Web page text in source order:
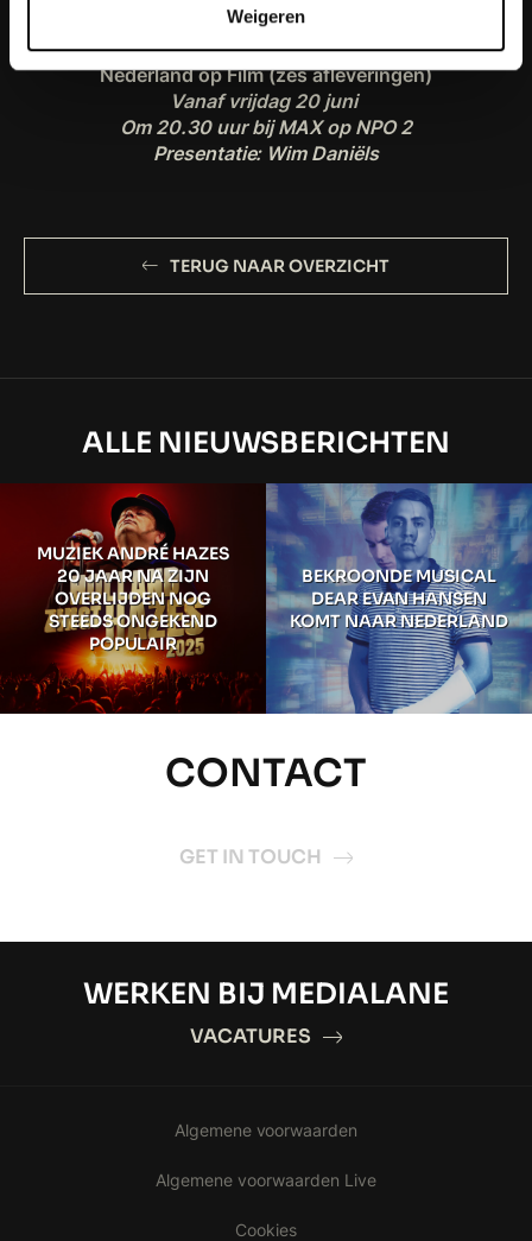
Weigeren
jaren 70.
Nederland op Film (zes afleveringen)
Vanaf vrijdag 20 juni
Om 20.30 uur bij MAX op NPO 2
Presentatie: Wim Daniëls
TERUG NAAR OVERZICHT
ALLE NIEUWSBERICHTEN
MUZIEK ANDRÉ HAZES
20 JAAR NA ZIJN
OVERLIJDEN NOG
STEEDS ONGEKEND
POPULAIR
BEKROONDE MUSICAL
DEAR EVAN HANSEN
KOMT NAAR NEDERLAND
CONTACT
GET IN TOUCH
WERKEN BIJ MEDIALANE
VACATURES
Algemene voorwaarden
Algemene voorwaarden Live
Cookies